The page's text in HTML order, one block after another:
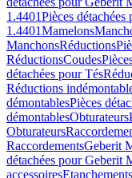
1.4401Pièces détachées
1.4401Mamelons
ManchonsRéductions
RéductionsCoudes
détachées pour Tés
Réductions
démontablesPièces
démontablesObturateurs
Obturateurs
RaccordementsGeberit
détachées pour Geberit
accessoires